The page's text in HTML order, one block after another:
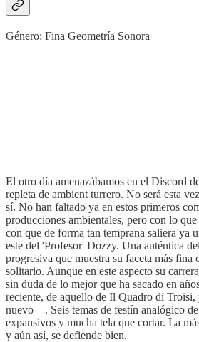
Género: Fina Geometría Sonora
El otro día amenazábamos en el Discord
repleta de ambient turrero. No será esta
sí. No han faltado ya en estos primeros
producciones ambientales, pero con lo
con que de forma tan temprana saliera ya
este del 'Profesor' Dozzy. Una auténtica
progresiva que muestra su faceta más fina
solitario. Aunque en este aspecto su
sin duda de lo mejor que ha sacado en
reciente, de aquello de Il Quadro di
nuevo—. Seis temas de festín analógico
expansivos y mucha tela que cortar. La
y aún así, se defiende bien.